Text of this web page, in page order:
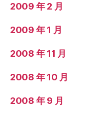
2009 年 2 月
2009 年 1 月
2008 年 11 月
2008 年 10 月
2008 年 9 月